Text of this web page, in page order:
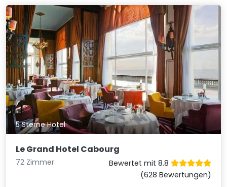
5 Sterne Hotel
Le Grand Hotel Cabourg
72 Zimmer
Bewertet mit 8.8
(628 Bewertungen)